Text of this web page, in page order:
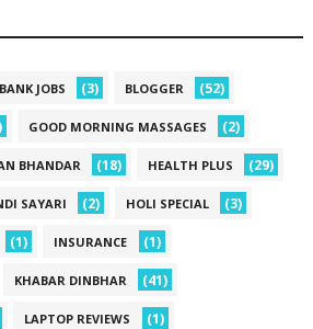
BANK JOBS (3) BLOGGER (52)
GOOD MORNING MASSAGES (2)
BHANDAR (18) HEALTH PLUS (29)
SAYARI (2) HOLI SPECIAL (3)
(1) INSURANCE (1)
KHABAR DINBHAR (41)
LAPTOP REVIEWS (1)